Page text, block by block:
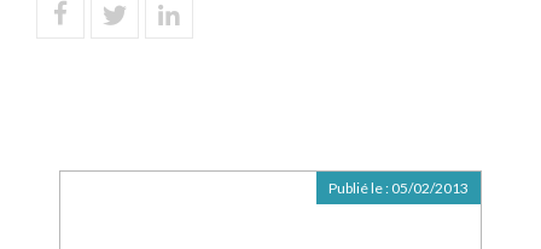
Publié le : 05/02/2013